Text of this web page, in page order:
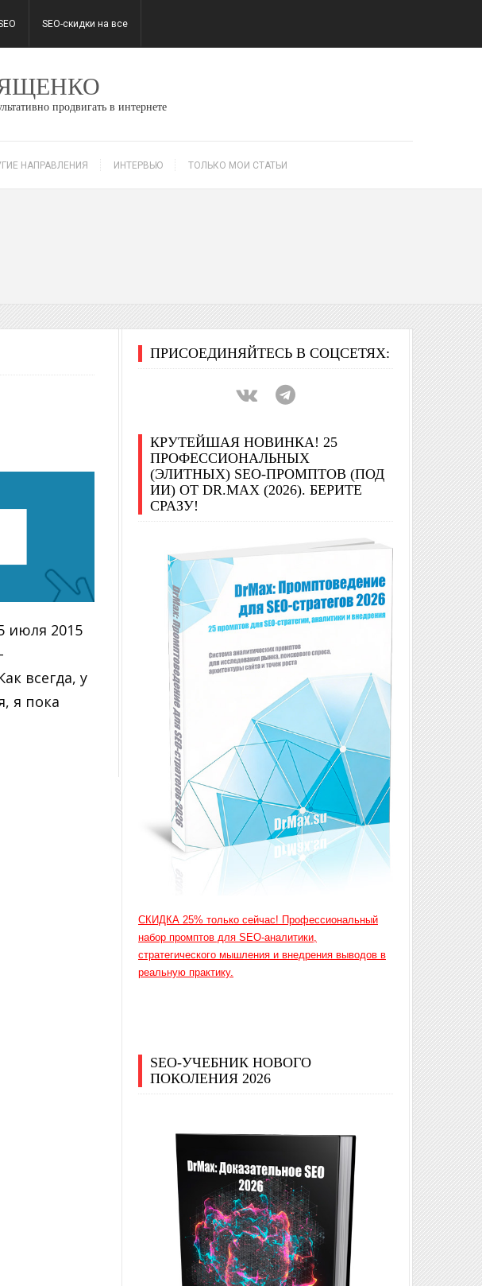
SEO-скидки на все
продвигать в интернете
НАПРАВЛЕНИЯ ИНТЕРВЬЮ ТОЛЬКО МОИ СТАТЬИ
июля 2015
всегда, у
я пока
ПРИСОЕДИНЯЙТЕСЬ В СОЦСЕТЯХ:
КРУТЕЙШАЯ НОВИНКА! 25
ПРОФЕССИОНАЛЬНЫХ
(ЭЛИТНЫХ) SEO-ПРОМПТОВ (ПОД
ИИ) ОТ DR.MAX (2026). БЕРИТЕ
СРАЗУ!
СКИДКА 25% только сейчас! Профессиональный
набор промптов для SEO-аналитики,
стратегического мышления и внедрения выводов в
реальную практику.
SEO-УЧЕБНИК НОВОГО
ПОКОЛЕНИЯ 2026